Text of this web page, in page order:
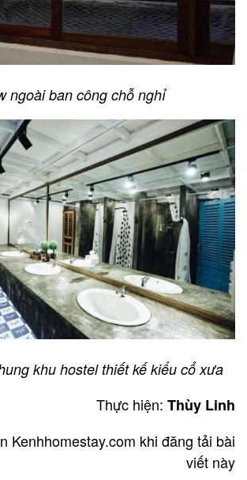
ngoài ban công chỗ nghỉ
khu hostel thiết kế kiểu cổ xưa
Thực hiện: Thùy Linh
Kenhhomestay.com khi đăng tải bài
viết này